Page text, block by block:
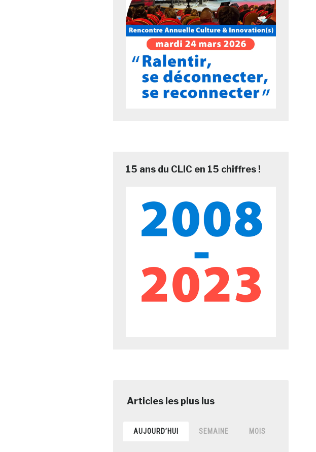
15 ans du CLIC en 15 chiffres !
AUJOURD’HUI SEMAINE MOIS